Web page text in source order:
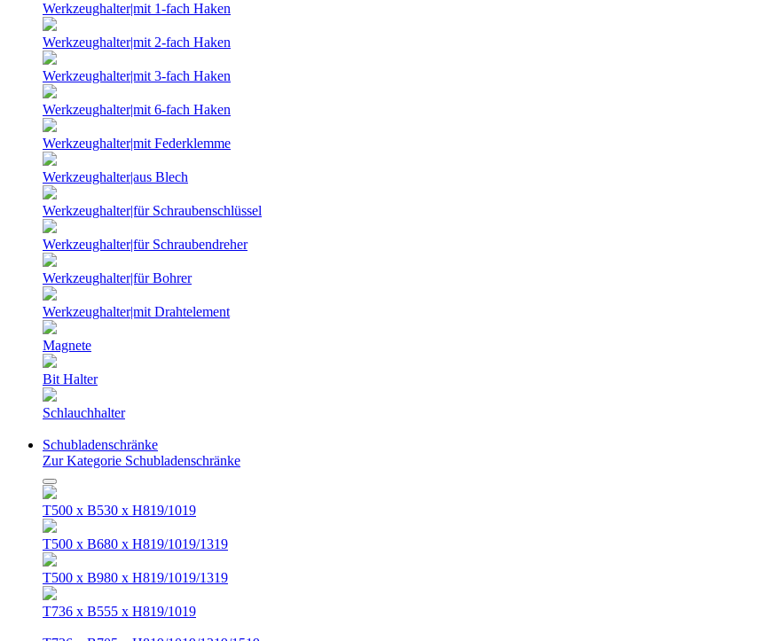
Werkzeughalter|mit 1-fach Haken
Werkzeughalter|mit 2-fach Haken
Werkzeughalter|mit 3-fach Haken
Werkzeughalter|mit 6-fach Haken
Werkzeughalter|mit Federklemme
Werkzeughalter|aus Blech
Werkzeughalter|für Schraubenschlüssel
Werkzeughalter|für Schraubendreher
Werkzeughalter|für Bohrer
Werkzeughalter|mit Drahtelement
Magnete
Bit Halter
Schlauchhalter
Schubladenschränke
Zur Kategorie Schubladenschränke
T500 x B530 x H819/1019
T500 x B680 x H819/1019/1319
T500 x B980 x H819/1019/1319
T736 x B555 x H819/1019